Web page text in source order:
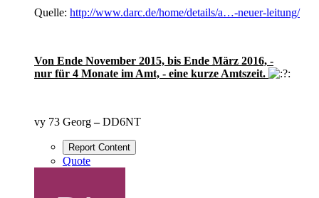
Quelle: http://www.darc.de/home/details/a…-neuer-leitung/
Von Ende November 2015, bis Ende März 2016, -
nur für 4 Monate im Amt, - eine kurze Amtszeit.
vy 73 Georg–DD6NT
Report Content
Quote